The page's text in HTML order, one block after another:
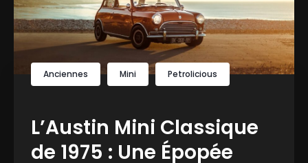
Anciennes Mini Petrolicious
L’Austin Mini Classique
de 1975 : Une Épopée